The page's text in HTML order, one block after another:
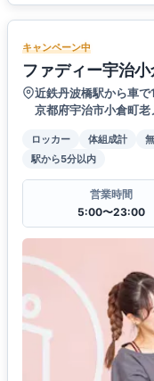
キャンペーン中
ファディー宇治
近鉄丹波橋駅から車で
京都府宇治市小倉町
ロッカー 体組成計
駅から5分以内
営業時間
5:00〜23:00